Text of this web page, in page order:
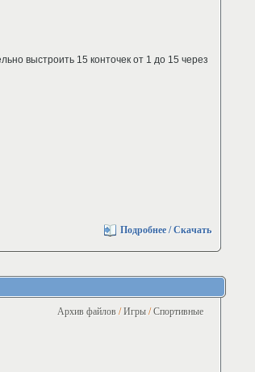
выстроить 15 конточек от 1 до 15 через
Подробнее / Скачать
Архив файлов /Игры /Спортивные